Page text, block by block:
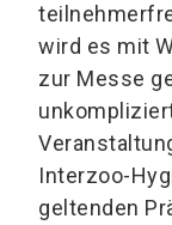
wird es mit
zur Messe
Interzoo-
geltenden